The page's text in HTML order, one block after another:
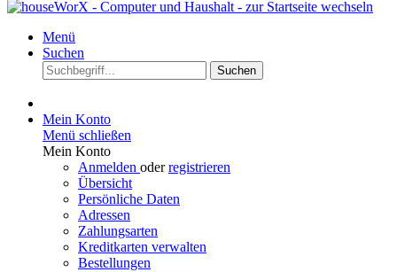
Menü
Suchen
Suchen
Mein Konto
Menü schließen
Mein Konto
Anmelden oderregistrieren
Übersicht
Persönliche Daten
Adressen
Zahlungsarten
Kreditkarten verwalten
Bestellungen